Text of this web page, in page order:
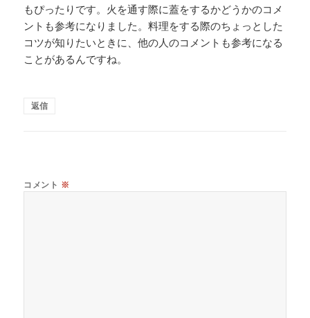
もぴったりです。火を通す際に蓋をするかどうかのコメ
ントも参考になりました。料理をする際のちょっとした
コツが知りたいときに、他の人のコメントも参考になる
ことがあるんですね。
返信
コメント ※